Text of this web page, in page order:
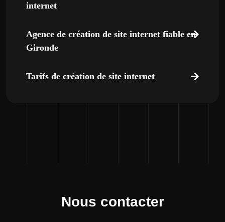
internet
Agence de création de site internet fiable en
Gironde
Tarifs de création de site internet
Nous contacter